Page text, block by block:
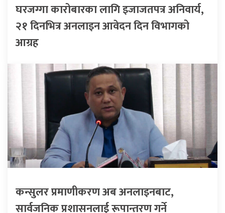
घरजग्गा कारोबारका लागि इजाजतपत्र अनिवार्य,
२१ दिनभित्र अनलाइन आवेदन दिन विभागको
आग्रह
कन्सुलर प्रमाणीकरण अब अनलाइनबाट,
सार्वजनिक प्रशासनलाई रूपान्तरण गर्ने